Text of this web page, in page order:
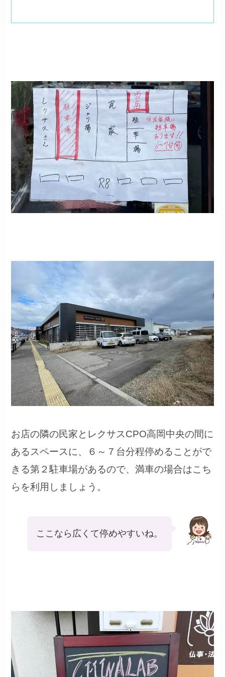
お店の隣の民家とレクサスCPO高岡中央の間に
あるスペースに、６～７台分程停めることがで
きる第２駐車場があるので、満車の場合はこち
らを利用しましょう。
ここなら広くて停めやすいね。